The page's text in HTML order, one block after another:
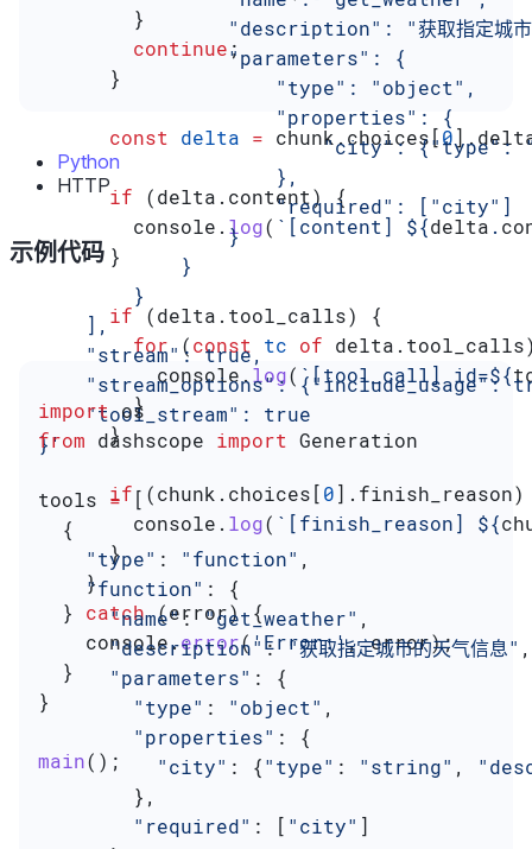
        }
        continue
;
      }
      const
delta = chunk . choices[0].
      if
(delta . content) {
        console
. log( `[content] ${delta .
      }
      if
(delta . tool_calls) {
        for
(const tc of delta . tool_calls
          console
. log( `[tool_call] id=${
        }
      }
      if
(chunk . choices[0]. finish_reason)
        console
. log( `[finish_reason] ${
      }
    }
  }
catch (error) {
    console
.error('Error:', error);
  }
}
main();
"description": "获取指定城市
                "parameters": {
                    "type": "object",
                    "properties": {
"city": {"type":
                    },
                    "required": ["city"]
                }
            }
        }
    ],
    "stream": true,
"stream_options": {"include_usage":
    "tool_stream": true
}'
Python
HTTP
示例代码
import os
from dashscope import Generation
tools = [
  {
    "type"
: "function" ,
    "function"
: {
      "name"
: "get_weather" ,
      "description"
: "获取指定城市的天气信息" ,
      "parameters"
: {
        "type"
: "object" ,
        "properties"
: {
          "city"
: {"type" : "string" ,
        },
        "required"
: [ "city" ]